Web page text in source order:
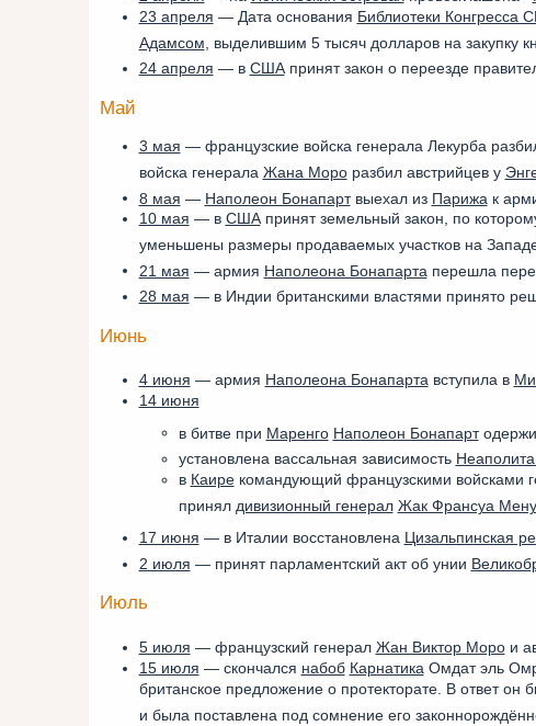
23 апреля — Дата основания Библиотеки Конгресса
Адамсом , выделившим 5 тысяч долларов на закупку
24 апреля — в СШАпринят закон о переезде
Май
3 мая — французские войска генерала Лекурба
войска генерала Жана Мороразбил австрийцев у
8 мая — Наполеон Бонапартвыехал из Парижа к
10 мая — в СШАпринят земельный закон, по
уменьшены размеры продаваемых участков на
21 мая — армия Наполеона Бонапарта перешла
28 мая — в Индии британскими властями принято
Июнь
4 июня — армия Наполеона Бонапарта вступила в
14 июня
в битве при Маренго Наполеон Бонапарт
установлена вассальная зависимость
в Каирекомандующий французскими войсками
принял дивизионный генерал Жак Франсуа
17 июня — в Италии восстановлена Цизальпинская
2 июля — принят парламентский акт об унии
Июль
5 июля — французский генерал Жан Виктор Морои
15 июля — скончался набоб Карнатика Омдат эль
британское предложение о протекторате. В ответ
и была поставлена под сомнение его